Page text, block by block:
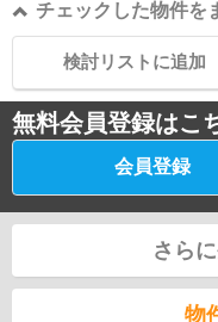
チェックした物件を
検討リストに追加
無料会員登録はこ
会員登録
さら
物